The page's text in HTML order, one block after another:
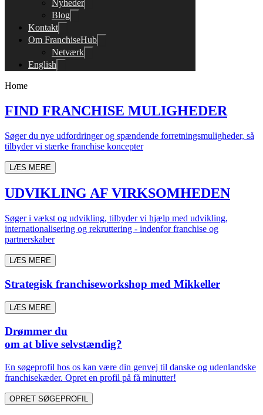
Nyheder
Blog
Kontakt
Om FranchiseHub
Netværk
English
Home
FIND FRANCHISE MULIGHEDER
Søger du nye udfordringer og spændende forretningsmuligheder, så
tilbyder vi stærke franchise koncepter
LÆS MERE
UDVIKLING AF VIRKSOMHEDEN
Søger i vækst og udvikling, tilbyder vi hjælp med udvikling,
internationalisering og rekruttering - indenfor franchise og
partnerskaber
LÆS MERE
Strategisk franchiseworkshop med Mikkeller
LÆS MERE
Drømmer du
om at blive selvstændig?
En søgeprofil hos os kan være din genvej til danske og udenlandske
franchisekæder. Opret en profil på få minutter!
OPRET SØGEPROFIL